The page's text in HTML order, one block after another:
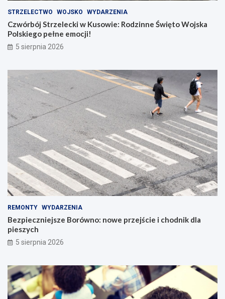
STRZELECTWO WOJSKO WYDARZENIA
Czwórbój Strzelecki w Kusowie: Rodzinne Święto Wojska
Polskiego pełne emocji!
5 sierpnia 2026
REMONTY WYDARZENIA
Bezpieczniejsze Borówno: nowe przejście i chodnik dla
pieszych
5 sierpnia 2026